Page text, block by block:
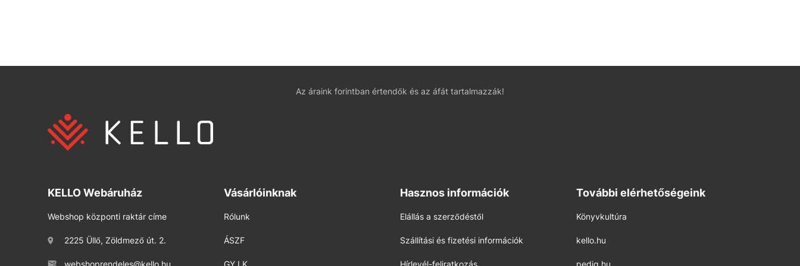
Az áraink forintban értendők és az áfát tartalmazzák!
KELLO Webáruház
Webshop központi raktár címe
2225 Üllő, Zöldmező út. 2.
webshoprendeles@kello.hu
Vásárlóinknak
Rólunk
ÁSZF
GY.I.K.
Hasznos információk
Elállás a szerződéstől
Szállítási és fizetési információk
Hírlevél-feliratkozás
További elérhetőségeink
Könyvkultúra
kello.hu
pedig.hu